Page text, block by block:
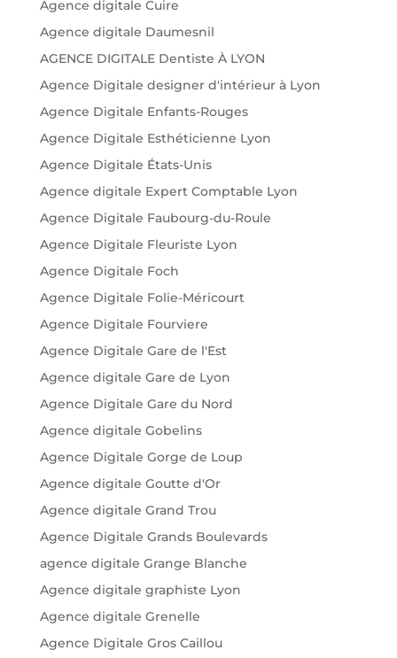
Agence digitale Cuire
Agence digitale Daumesnil
AGENCE DIGITALE Dentiste À LYON
Agence Digitale designer d'intérieur à Lyon
Agence Digitale Enfants-Rouges
Agence Digitale Esthéticienne Lyon
Agence Digitale États-Unis
Agence digitale Expert Comptable Lyon
Agence Digitale Faubourg-du-Roule
Agence Digitale Fleuriste Lyon
Agence Digitale Foch
Agence Digitale Folie-Méricourt
Agence Digitale Fourviere
Agence Digitale Gare de l'Est
Agence digitale Gare de Lyon
Agence Digitale Gare du Nord
Agence digitale Gobelins
Agence Digitale Gorge de Loup
Agence digitale Goutte d'Or
Agence digitale Grand Trou
Agence Digitale Grands Boulevards
agence digitale Grange Blanche
Agence digitale graphiste Lyon
Agence digitale Grenelle
Agence Digitale Gros Caillou